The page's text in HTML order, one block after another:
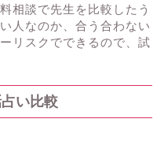
相談で先生を比較したう
人なのか、合う合わない
リスクでできるので、試
い比較